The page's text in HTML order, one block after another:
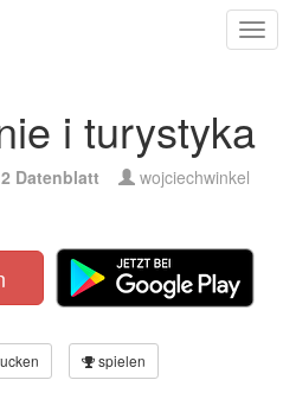
i turystyka
Datenblatt wojciechwinkel
spielen